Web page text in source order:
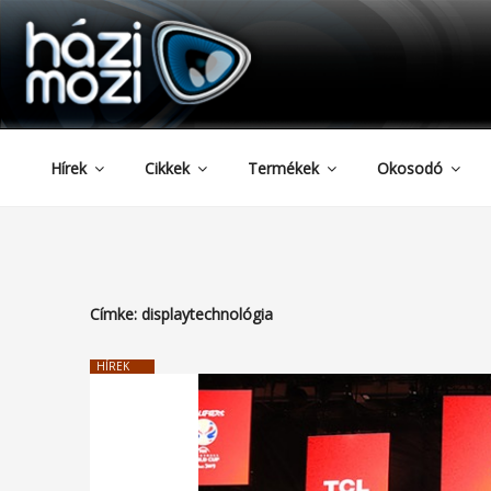
Tartalomhoz
HAZIMOZI
Hírek Cikkek Termékek Okosodó
Címke: displaytechnológia
HÍREK